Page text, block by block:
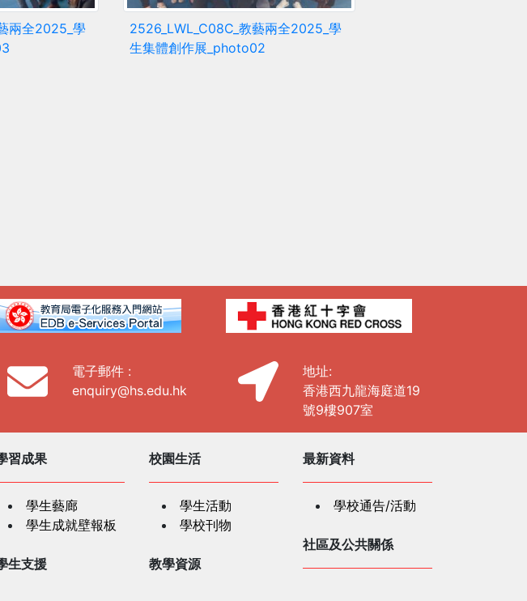
兩全2025_學
2526_LWL_C08C_教藝兩全2025_學
生集體創作展_photo02
電子郵件 :
enquiry@hs.edu.hk
地址:
香港西九龍海庭道19
號9樓907室
習成果
學生藝廊
學生成就壁報板
生支援
校園生活
學生活動
學校刊物
教學資源
最新資料
學校通告/活動
社區及公共關係